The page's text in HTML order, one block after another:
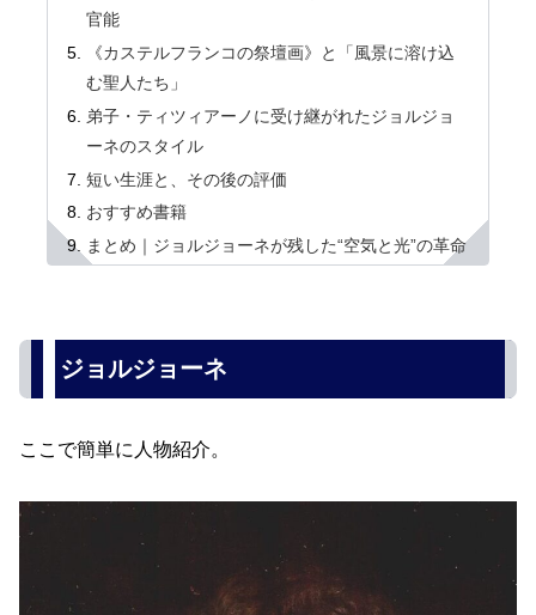
官能
《カステルフランコの祭壇画》と「風景に溶け込
む聖人たち」
弟子・ティツィアーノに受け継がれたジョルジョ
ーネのスタイル
短い生涯と、その後の評価
おすすめ書籍
まとめ｜ジョルジョーネが残した“空気と光”の革命
ジョルジョーネ
ここで簡単に人物紹介。